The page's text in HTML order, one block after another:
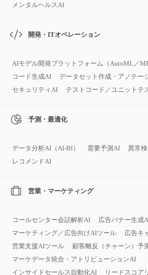
メンタルヘルスAI
開発・ITオペレーション
AIモデル開発プラットフォーム（AutoML／
コード生成AI
データセット作成・アノテー
セキュリティAI
テストコード／ユニットテ
予測・最適化
データ分析AI（AI‑BI） 需要予測AI
異常
レコメンドAI
営業・マーケティング
コールセンター会話解析AI 広告バナー生成
マーケティング／広告向けAIツール
広告キ
営業支援AIツール
顧客離反（チャーン）予
マーケデータ統合・アトリビューションAI
インサイドセールス自動化AI
リードスコア